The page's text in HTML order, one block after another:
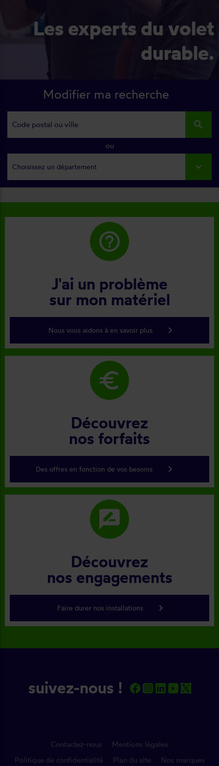
Les experts du volet
durable.
Modifier ma recherche
search
ou
Choisissez un département
help_outline
J'ai un problème
sur mon matériel
Nous vous aidons à en savoir plus keyboard_arrow_right
euro
Découvrez
nos forfaits
Des offres en fonction de vos besoins keyboard_arrow_right
rate_review
Découvrez
nos engagements
Faire durer nos installations keyboard_arrow_right
suivez-nous !
Contactez-nous
Mentions légales
Politique de confidentialité
Plan du site Nos marques